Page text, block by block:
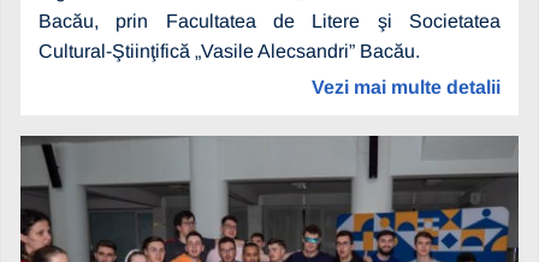
Bacău, prin Facultatea de Litere şi Societatea
Cultural-Ştiinţifică „Vasile Alecsandri” Bacău.
Vezi mai multe detalii